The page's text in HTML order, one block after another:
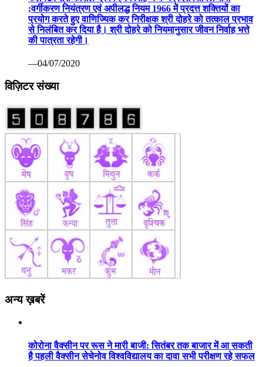
;वर्गीकरण नियंत्रण एवं अपीलद्ध नियम 1966 में प्रदत्त शक्तियों का
प्रयोग करते हुए वाणिज्यिक कर निरीक्षक श्री दोहरे को तत्काल प्रभाव
से निलंबित कर दिया है। श्री दोहरे को नियमानुसार जीवन निर्वाह भत्ते
की पात्रता रहेगी।
—04/07/2020
विज़िटर संख्या
अन्य ख़बरें
कोरोना वैक्सीन पर रूस ने मारी बाजी: सितंबर तक बाजार में आ सकती
है पहली वैक्सीन सेचेनोव विश्वविद्यालय का दावा सभी परीक्षण रहे सफल